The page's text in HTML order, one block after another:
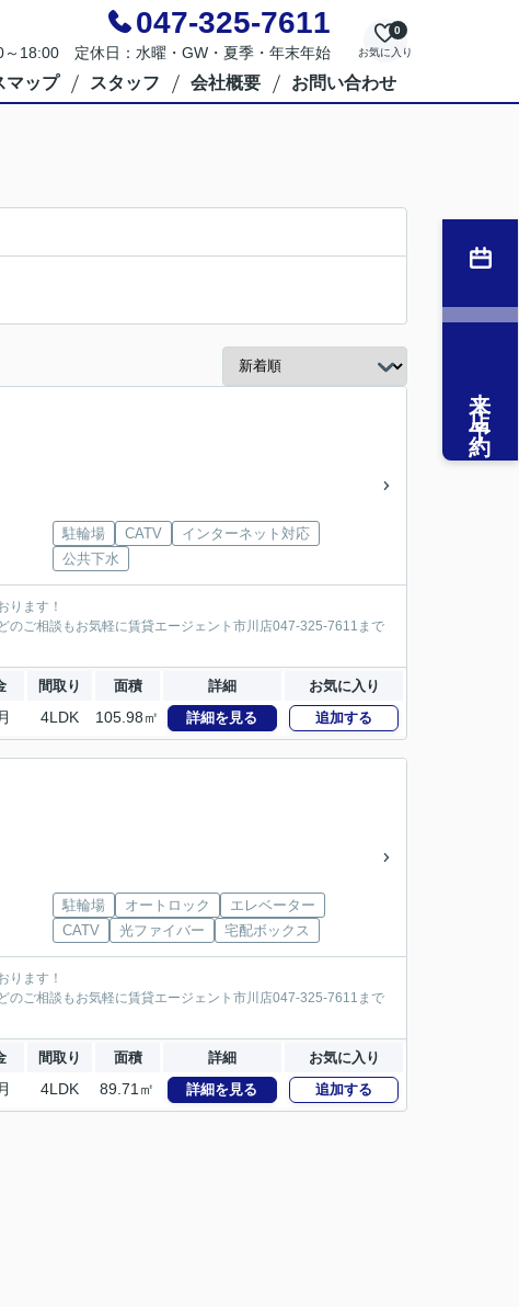
047-325-7611
～18:00 定休日：水曜・GW・夏季・年末年始 お気に入り
0
マップ スタッフ 会社概要 お問い合わせ
駐輪場 CATV
インターネット対応
公共下水
ります！
のご相談もお気軽に賃貸エージェント市川店047-325-7611まで
間取り 面積 詳細 お気に入り
4LDK 105.98㎡ 詳細を見る 追加する
駐輪場 オートロック
エレベーター
CATV
光ファイバー 宅配ボックス
ります！
のご相談もお気軽に賃貸エージェント市川店047-325-7611まで
間取り 面積 詳細 お気に入り
4LDK 89.71㎡ 詳細を見る 追加する
来店予約